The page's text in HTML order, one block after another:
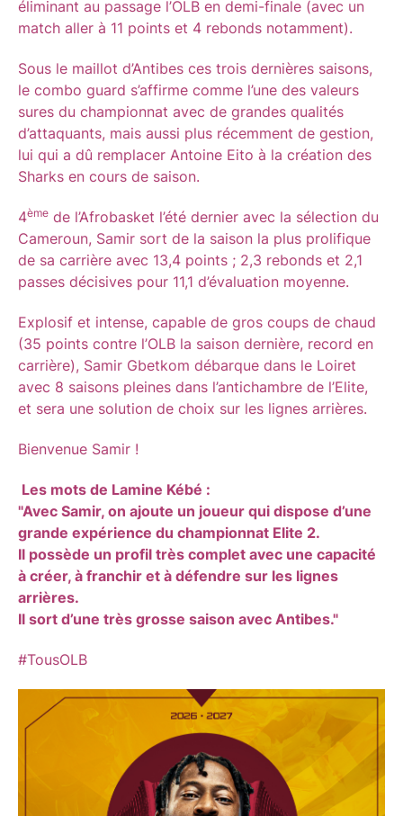
éliminant au passage l’OLB en demi-finale (avec un
match aller à 11 points et 4 rebonds notamment).
Sous le maillot d’Antibes ces trois dernières saisons,
le combo guard s’affirme comme l’une des valeurs
sures du championnat avec de grandes qualités
d’attaquants, mais aussi plus récemment de gestion,
lui qui a dû remplacer Antoine Eito à la création des
Sharks en cours de saison.
4ème de l’Afrobasket l’été dernier avec la sélection du
Cameroun, Samir sort de la saison la plus prolifique
de sa carrière avec 13,4 points ; 2,3 rebonds et 2,1
passes décisives pour 11,1 d’évaluation moyenne.
Explosif et intense, capable de gros coups de chaud
(35 points contre l’OLB la saison dernière, record en
carrière), Samir Gbetkom débarque dans le Loiret
avec 8 saisons pleines dans l’antichambre de l’Elite,
et sera une solution de choix sur les lignes arrières.
Bienvenue Samir !
Les mots de Lamine Kébé :
"Avec Samir, on ajoute un joueur qui dispose d’une
grande expérience du championnat Elite 2.
Il possède un profil très complet avec une capacité
à créer, à franchir et à défendre sur les lignes
arrières.
Il sort d’une très grosse saison avec Antibes."
#TousOLB